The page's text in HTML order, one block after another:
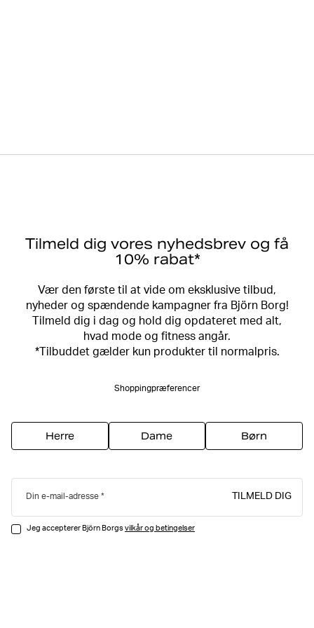
Tilmeld dig vores nyhedsbrev og få
10% rabat*
Vær den første til at vide om eksklusive tilbud,
nyheder og spændende kampagner fra Björn Borg!
Tilmeld dig i dag og hold dig opdateret med alt,
hvad mode og fitness angår.
*Tilbuddet gælder kun produkter til normalpris.
Shoppingpræferencer
Herre Dame Børn
Din e-mail-adresse TILMELD DIG
Jeg accepterer Björn Borgsvilkår og betingelser